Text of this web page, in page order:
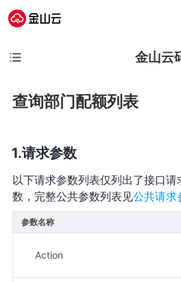
金山云
查询部门配额列表
请求参数
以下请求参数列表仅列出了接口
数，完整公共参数列表见公共请求
参数名称
Action